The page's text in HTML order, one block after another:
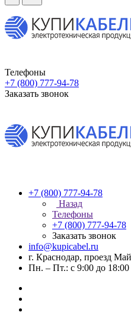
Телефоны
+7 (800) 777-94-78
Заказать звонок
+7 (800) 777-94-78
Назад
Телефоны
+7 (800) 777-94-78
Заказать звонок
info@kupicabel.ru
г. Краснодар, проезд
Пн. – Пт.: с 9:00 до 18:00